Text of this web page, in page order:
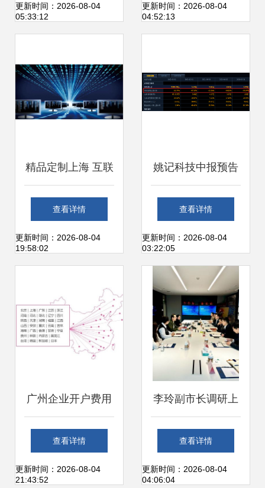
销三部曲，重构上
更新时间：2026-08-04
05:33:12
何寻找确定性更强
更新时间：2026-08-04
04:52:13
精品定制上海 互联
网销售新格局的探
索与实践
查看详情
更新时间：2026-08-04
19:58:02
姚记科技中报预告
移动游戏收入下滑
致净利润大幅缩
水，互联网销售业
务前景几何？
查看详情
更新时间：2026-08-04
03:22:05
广州企业开户费用
与流程详解及上海
互联网销售业务关
查看详情
更新时间：2026-08-04
21:43:52
李玲副市长调研上
海宝尊电商 聚焦互
联网销售发展，共
查看详情
更新时间：2026-08-04
04:06:04